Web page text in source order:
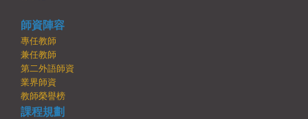
師資陣容
專任教師
兼任教師
第二外語師資
業界師資
教師榮譽榜
課程規劃